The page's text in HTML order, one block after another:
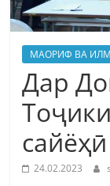
МАОРИФ ВА ИЛМ
Дар
24.02.2023